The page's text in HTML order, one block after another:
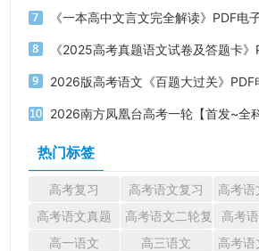
2026南方凤凰台高考一轮【首发~全科
热门标签
高考复习 高考语文复习
高考语
高考语文真题
高考语文二轮复习高考
高一语文
高三语文
高考语